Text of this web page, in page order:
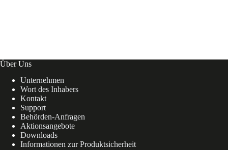
Über Uns
Unternehmen
Wort des Inhabers
Kontakt
Support
Behörden-Anfragen
Aktionsangebote
Downloads
Informationen zur Produktsicherheit